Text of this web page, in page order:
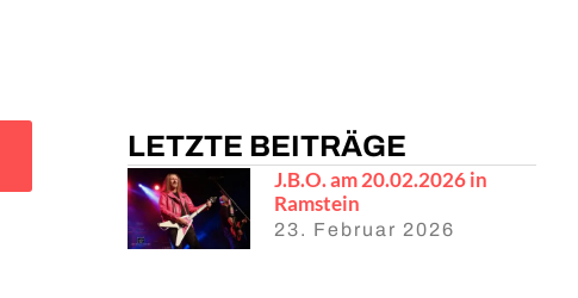
LETZTE BEITRÄGE
J.B.O. am 20.02.2026 in
Ramstein
23. Februar 2026